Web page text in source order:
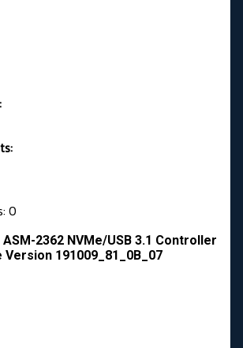
0
2362 NVMe/USB 3.1 Controller
191009_81_0B_07